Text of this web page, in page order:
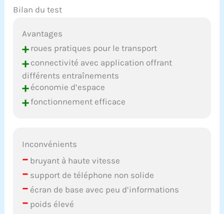
fonction de veille
automatique,
garantissant un exercice
sans souci. De plus,
notre équipe de service
client est à votre
disposition dans les 12
Bilan du test
Avantages
+roues pratiques pour le transport
+connectivité avec application offrant
différents entraînements
+économie d’espace
+fonctionnement efficace
Inconvénients
– bruyant à haute vitesse
– support de téléphone non solide
– écran de base avec peu d’informations
– poids élevé